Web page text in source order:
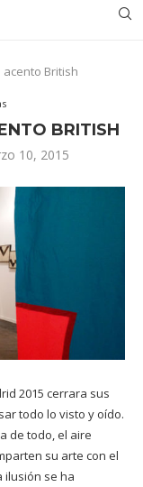
acento British
BRITISH
10, 2015
2015 cerrara sus
todo lo visto y oído.
de todo, el aire
su arte con el
ilusión se ha